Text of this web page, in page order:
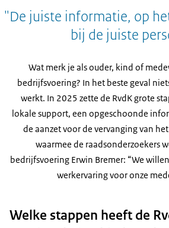
"De juiste informatie, op
bij de juiste
Wat merk je als ouder, kind of
bedrijfsvoering? In het beste geval
werkt. In 2025 zette de RvdK grote
lokale support, een opgeschoonde
de aanzet voor de vervanging van
waarmee de raadsonderzoekers
bedrijfsvoering Erwin Bremer: “We
werkervaring voor onze
Welke stappen heeft de